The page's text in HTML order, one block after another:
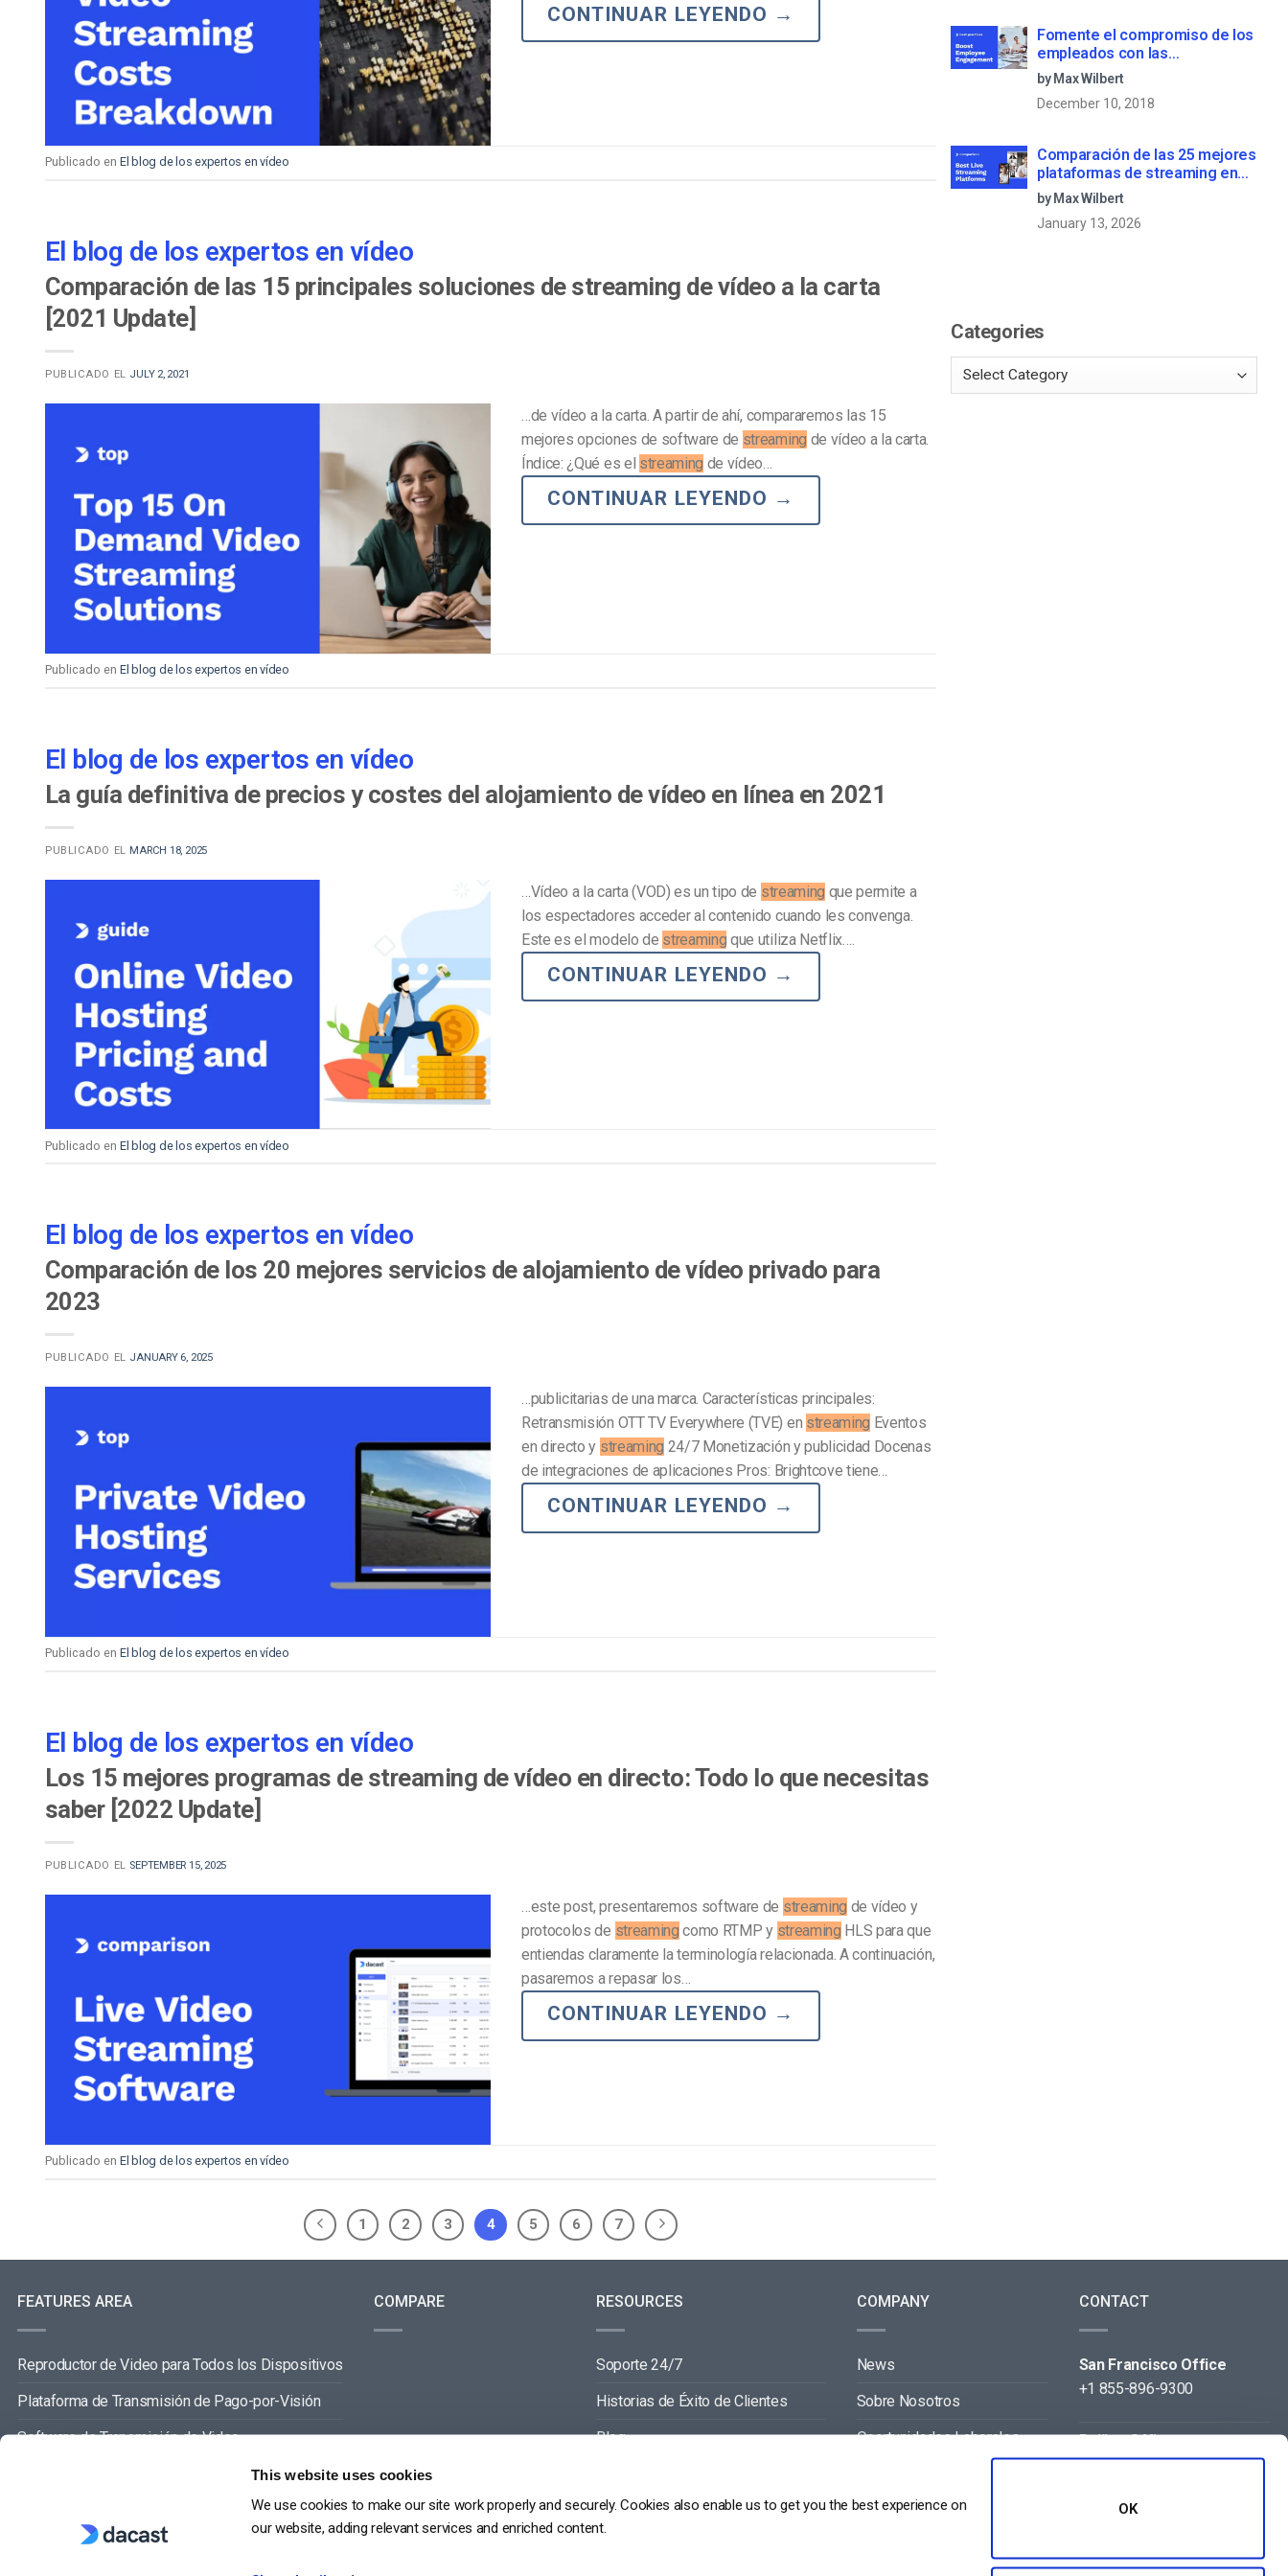
This website uses cookies
We use cookies to make our site work properly and securely. Cookies also enable us to get you the best experience on
our website, adding relevant services and enriched content.
OK
Privacidad y Seguridad
Marketing de Video
Aprendizaje en Línea
Emisoras de Radio y Televisión
CONTINUAR LEYENDO →
Publicado en El blog de los expertos en vídeo
El blog de los expertos en vídeo
Comparación de las 15 principales soluciones de streaming de vídeo a la carta
[2021 Update]
PUBLICADO EL JULY 2, 2021
…de vídeo a la carta. A partir de ahí, compararemos las 15
mejores opciones de software de streaming de vídeo a la carta.
Índice: ¿Qué es el streaming de vídeo…
CONTINUAR LEYENDO →
Publicado en El blog de los expertos en vídeo
El blog de los expertos en vídeo
La guía definitiva de precios y costes del alojamiento de vídeo en línea en 2021
PUBLICADO EL MARCH 18, 2025
…Vídeo a la carta (VOD) es un tipo de streaming que permite a
los espectadores acceder al contenido cuando les convenga.
Este es el modelo de streaming que utiliza Netflix….
CONTINUAR LEYENDO →
Publicado en El blog de los expertos en vídeo
El blog de los expertos en vídeo
Comparación de los 20 mejores servicios de alojamiento de vídeo privado para
2023
PUBLICADO EL JANUARY 6, 2025
…publicitarias de una marca. Características principales:
Retransmisión OTT TV Everywhere (TVE) en streaming Eventos
en directo y streaming 24/7 Monetización y publicidad Docenas
de integraciones de aplicaciones Pros: Brightcove tiene…
CONTINUAR LEYENDO →
Publicado en El blog de los expertos en vídeo
El blog de los expertos en vídeo
Los 15 mejores programas de streaming de vídeo en directo: Todo lo que necesitas
saber [2022 Update]
PUBLICADO EL SEPTEMBER 15, 2025
…este post, presentaremos software de streaming de vídeo y
protocolos de streaming como RTMP y streaming HLS para que
entiendas claramente la terminología relacionada. A continuación,
pasaremos a repasar los…
CONTINUAR LEYENDO →
Publicado en El blog de los expertos en vídeo
1 2 3 4 5 6 7
Fomente el compromiso de los
empleados con las
comunicaciones corporativas
en directo
by Max Wilbert
December 10, 2018
Comparación de las 25 mejores
plataformas de streaming en
directo en 2025
by Max Wilbert
January 13, 2026
Categories
FEATURES AREA
Reproductor de Video para Todos los Dispositivos
Plataforma de Transmisión de Pago-por-Visión
Software de Transmisión de Video
COMPARE RESOURCES
Soporte 24/7
Historias de Éxito de Clientes
Blog
Documentación de Reproductor API
COMPANY
News
Sobre Nosotros
Oportunidades Laborales
Aliados
CONTACT
San Francisco Office
+1 855-896-9300
Beijing Office
+86 105-123-5043